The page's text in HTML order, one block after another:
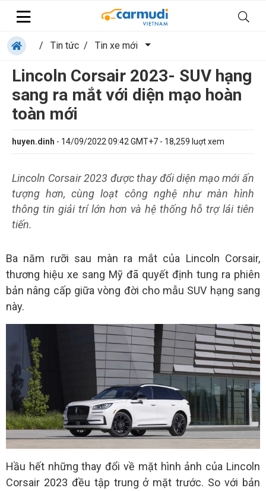
/ Tin tức / Tin xe mới
Lincoln Corsair 2023- SUV hạng
sang ra mắt với diện mạo hoàn
toàn mới
huyen.dinh - 14/09/2022 09:42 GMT+7 - 18,259 luợt xem
Lincoln Corsair 2023 được thay đổi diện mạo mới ấn
tượng hơn, cùng loạt công nghệ như màn hình
thông tin giải trí lớn hơn và hệ thống hỗ trợ lái tiên
tiến.
Ba năm rưỡi sau màn ra mắt của Lincoln Corsair,
thương hiệu xe sang Mỹ đã quyết định tung ra phiên
bản nâng cấp giữa vòng đời cho mẫu SUV hạng sang
này.
Hầu hết những thay đổi về mặt hình ảnh của Lincoln
Corsair 2023 đều tập trung ở mặt trước. So với bản